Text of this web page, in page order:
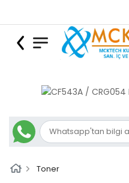
Toner